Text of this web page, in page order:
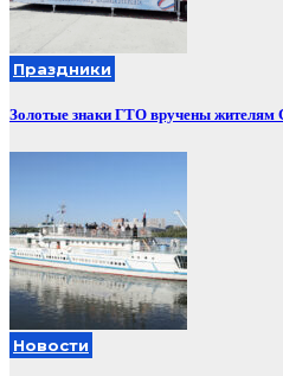
Праздники
Золотые знаки ГТО вручены жителям
Новости